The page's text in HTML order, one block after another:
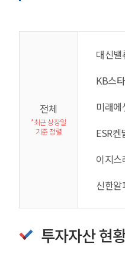
전체
*최근 상장일
기준 정렬
대신밸
KB스
미래에
ESR
이지스
신한알
투자자산 현